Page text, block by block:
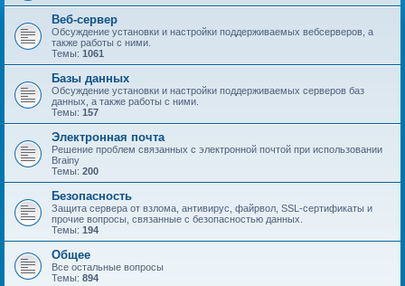
Веб-сервер
Обсуждение установки и настройки поддерживаемых вебсерверов, а
также работы с ними.
Темы: 1061
Базы данных
Обсуждение установки и настройки поддерживаемых серверов баз
данных, а также работы с ними.
Темы: 157
Электронная почта
Решение проблем связанных с электронной почтой при использовании
Brainy
Темы: 200
Безопасность
Защита сервера от взлома, антивирус, файрвол, SSL-сертификаты и
прочие вопросы, связанные с безопасностью данных.
Темы: 194
Общее
Все остальные вопросы
Темы: 894